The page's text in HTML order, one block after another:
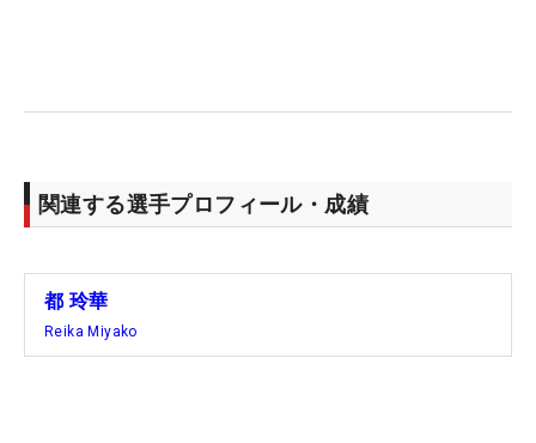
関連する選手プロフィール・成績
都 玲華
Reika Miyako